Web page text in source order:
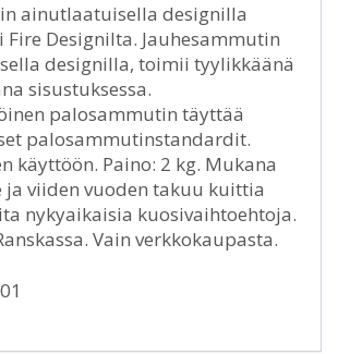
ainutlaatuisella designilla
Designilta. Jauhesammutin
designilla, toimii tyylikkäänä
sisustuksessa.
palosammutin täyttää
palosammutinstandardit.
käyttöön. Paino: 2 kg. Mukana
ja viiden vuoden takuu kuittia
nykyaikaisia kuosivaihtoehtoja.
Vain verkkokaupasta.